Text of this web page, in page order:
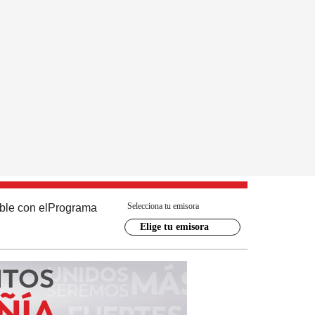
con el Programa Selecciona tu emisora
Elige tu emisora